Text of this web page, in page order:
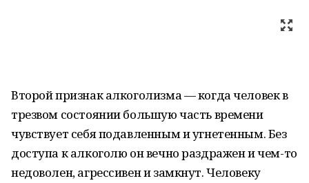
Второй признак алкоголизма — когда человек в
трезвом состоянии большую часть времени
чувствует себя подавленным и угнетенным. Без
доступа к алкоголю он вечно раздражен и чем-то
недоволен, агрессивен и замкнут. Человеку